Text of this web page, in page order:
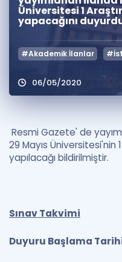
Faydalı Araçlar
Ücretsiz
Puan Hesaplama
ÖSYM Sınav
Hakkımızda
Soru & Cevap
Üniversitesi 1
yapacağını
#Akademik İlanlar
06/05/2020
Resmi Gazete' de
29 Mayıs Üniversitesi'nin
yapılacağı bildirilmiştir.
Sınav Takvimi
Duyuru Başlama